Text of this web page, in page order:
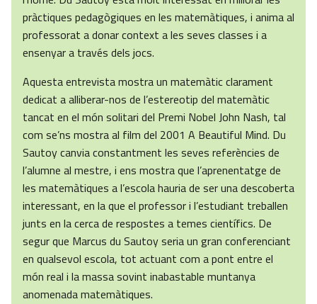
pràctiques pedagògiques en les matemàtiques, i anima al
professorat a donar context a les seves classes i a
ensenyar a través dels jocs.
Aquesta entrevista mostra un matemàtic clarament
dedicat a alliberar-nos de l’estereotip del matemàtic
tancat en el món solitari del Premi Nobel John Nash, tal
com se’ns mostra al film del 2001 A Beautiful Mind. Du
Sautoy canvia constantment les seves referències de
l’alumne al mestre, i ens mostra que l’aprenentatge de
les matemàtiques a l’escola hauria de ser una descoberta
interessant, en la que el professor i l’estudiant treballen
junts en la cerca de respostes a temes científics. De
segur que Marcus du Sautoy seria un gran conferenciant
en qualsevol escola, tot actuant com a pont entre el
món real i la massa sovint inabastable muntanya
anomenada matemàtiques.